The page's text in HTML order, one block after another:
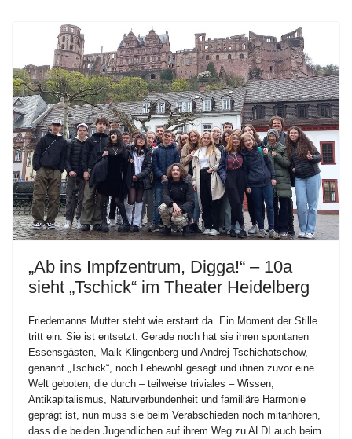
„Ab ins Impfzentrum, Digga!“ – 10a
sieht „Tschick“ im Theater Heidelberg
Friedemanns Mutter steht wie erstarrt da. Ein Moment der Stille
tritt ein. Sie ist entsetzt. Gerade noch hat sie ihren spontanen
Essensgästen, Maik Klingenberg und Andrej Tschichatschow,
genannt „Tschick“, noch Lebewohl gesagt und ihnen zuvor eine
Welt geboten, die durch – teilweise triviales – Wissen,
Antikapitalismus, Naturverbundenheit und familiäre Harmonie
geprägt ist, nun muss sie beim Verabschieden noch mitanhören,
dass die beiden Jugendlichen auf ihrem Weg zu ALDI auch beim